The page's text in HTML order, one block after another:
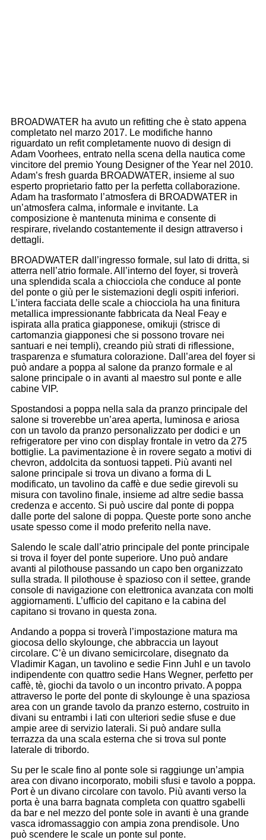
BROADWATER ha avuto un refitting che è stato appena
completato nel marzo 2017. Le modifiche hanno
riguardato un refit completamente nuovo di design di
Adam Voorhees, entrato nella scena della nautica come
vincitore del premio Young Designer of the Year nel 2010.
Adam’s fresh guarda BROADWATER, insieme al suo
esperto proprietario fatto per la perfetta collaborazione.
Adam ha trasformato l’atmosfera di BROADWATER in
un’atmosfera calma, informale e invitante. La
composizione è mantenuta minima e consente di
respirare, rivelando costantemente il design attraverso i
dettagli.
BROADWATER dall’ingresso formale, sul lato di dritta, si
atterra nell’atrio formale. All’interno del foyer, si troverà
una splendida scala a chiocciola che conduce al ponte
del ponte o giù per le sistemazioni degli ospiti inferiori.
L’intera facciata delle scale a chiocciola ha una finitura
metallica impressionante fabbricata da Neal Feay e
ispirata alla pratica giapponese, omikuji (strisce di
cartomanzia giapponesi che si possono trovare nei
santuari e nei templi), creando più strati di riflessione,
trasparenza e sfumatura colorazione. Dall’area del foyer si
può andare a poppa al salone da pranzo formale e al
salone principale o in avanti al maestro sul ponte e alle
cabine VIP.
Spostandosi a poppa nella sala da pranzo principale del
salone si troverebbe un’area aperta, luminosa e ariosa
con un tavolo da pranzo personalizzato per dodici e un
refrigeratore per vino con display frontale in vetro da 275
bottiglie. La pavimentazione è in rovere segato a motivi di
chevron, addolcita da sontuosi tappeti. Più avanti nel
salone principale si trova un divano a forma di L
modificato, un tavolino da caffè e due sedie girevoli su
misura con tavolino finale, insieme ad altre sedie bassa
credenza e accento. Si può uscire dal ponte di poppa
dalle porte del salone di poppa. Queste porte sono anche
usate spesso come il modo preferito nella nave.
Salendo le scale dall’atrio principale del ponte principale
si trova il foyer del ponte superiore. Uno può andare
avanti al pilothouse passando un capo ben organizzato
sulla strada. Il pilothouse è spazioso con il settee, grande
console di navigazione con elettronica avanzata con molti
aggiornamenti. L’ufficio del capitano e la cabina del
capitano si trovano in questa zona.
Andando a poppa si troverà l’impostazione matura ma
giocosa dello skylounge, che abbraccia un layout
circolare. C’è un divano semicircolare, disegnato da
Vladimir Kagan, un tavolino e sedie Finn Juhl e un tavolo
indipendente con quattro sedie Hans Wegner, perfetto per
caffè, tè, giochi da tavolo o un incontro privato. A poppa
attraverso le porte del ponte di skylounge è una spaziosa
area con un grande tavolo da pranzo esterno, costruito in
divani su entrambi i lati con ulteriori sedie sfuse e due
ampie aree di servizio laterali. Si può andare sulla
terrazza da una scala esterna che si trova sul ponte
laterale di tribordo.
Su per le scale fino al ponte sole si raggiunge un’ampia
area con divano incorporato, mobili sfusi e tavolo a poppa.
Port è un divano circolare con tavolo. Più avanti verso la
porta è una barra bagnata completa con quattro sgabelli
da bar e nel mezzo del ponte sole in avanti è una grande
vasca idromassaggio con ampia zona prendisole. Uno
può scendere le scale un ponte sul ponte.